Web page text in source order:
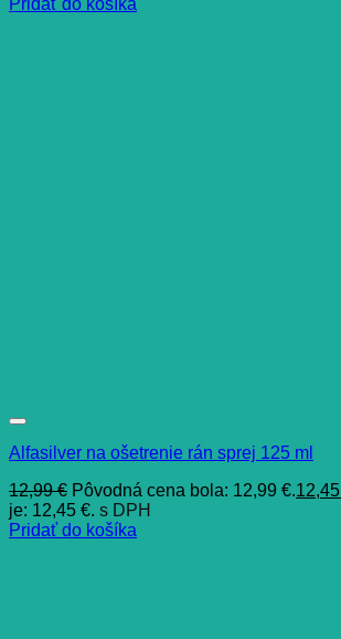
Alfasilver na ošetrenie rán sprej 125 ml
12,99€ Pôvodná cena bola: 12,99 €.12,45
je: 12,45 €. s DPH
Pridať do košíka